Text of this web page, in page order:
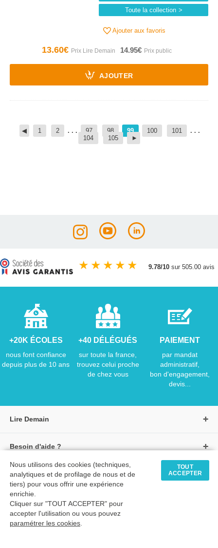
Toute la collection
Ajouter aux favoris
13.60€ 14.95€
AJOUTER
1 2 . . . 97 98 99 100 101
. . .
104
105
★ ★ ★ ★ ★ 9.78/10 sur 505.00 avis
+20K ÉCOLES
nous font confiance
depuis plus de 10 ans
+40 DÉLÉGUÉS
sur toute la france,
trouvez celui proche
de chez vous
PAIEMENT
par mandat
administratif,
bon d'engagement,
devis...
Lire Demain
Nous rejoindre
Groupe Auzou
S'identifier
Créer un compte
★ Avis clients vérifiés
Besoin d'aide ?
Page d'aide / F.A.Q
Suivre une commande
Modes de paiement
Livraisons et retours
Tarifs négociés
Nous contacter
Formulaire de contact
Siège social
Tous nos livres
Livres petite enfance
Nous utilisons des cookies (techniques,
analytiques et de profilage de nous et de
tiers) pour vous offrir une expérience
enrichie.
Cliquer sur "TOUT ACCEPTER" pour
accepter l'utilisation ou vous pouvez
paramétrer les cookies.
TOUT
ACCEPTER